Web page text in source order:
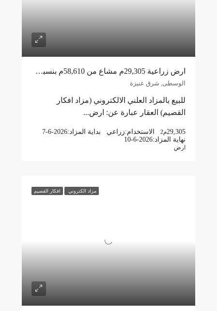
ارض زراعية 29,305م مشاع من 58,610م بنسبة 50% شرق عنيزة
الوسطى, شرق عنيزة
للبيع بالمزاد العلني الالكتروني (مزاد افكار
القصيم) العقار عبارة عن: ارض...
29,305م2 الاستخدام:زراعي بداية المزاد:7-6-2026
نهاية المزاد:10-6-2026
ارض
مزاد الكتروني افكار القصيم